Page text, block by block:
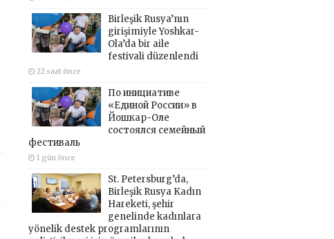
Birleşik Rusya’nın
girişimiyle Yoshkar-
Ola’da bir aile
festivali düzenlendi
22 saat önce
По инициативе
«Единой России» в
Йошкар-Оле
состоялся семейный
фестиваль
1 gün önce
St. Petersburg’da,
Birleşik Rusya Kadın
Hareketi, şehir
genelinde kadınlara
yönelik destek programlarının